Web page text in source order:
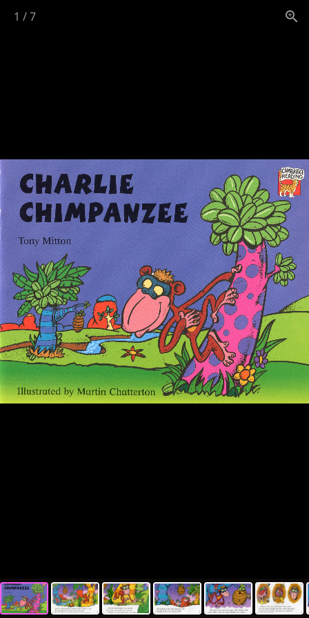
1 /7